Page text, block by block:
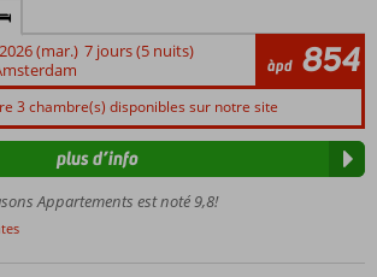
(mar.) 7 jours (5 nuits)
àpd 854
3 chambre(s) disponibles sur notre site
Appartements est noté 9,8!
plus d’info